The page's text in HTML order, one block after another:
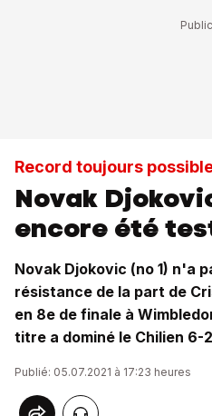
Record toujours
Novak
encore été
Novak Djokovic (no 1) n'a
résistance de la part de
en 8e de finale à
titre a dominé le Chilien 6-
Publié: 05.07.2021 à 17:23 heures